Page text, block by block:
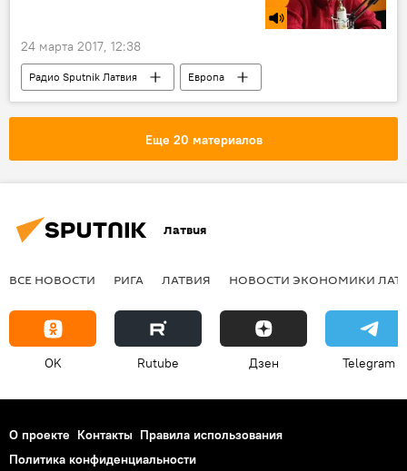
24 марта 2017, 12:38
Радио Sputnik Латвия
Европа
Евгений Олейник
мнение
Еще 20 материалов
Латвия
ВСЕ НОВОСТИ РИГА ЛАТВИЯ НОВОСТИ ЭКОНОМИКИ
OK Rutube Дзен Telegram
О проекте Контакты Правила использования
Политика конфиденциальности